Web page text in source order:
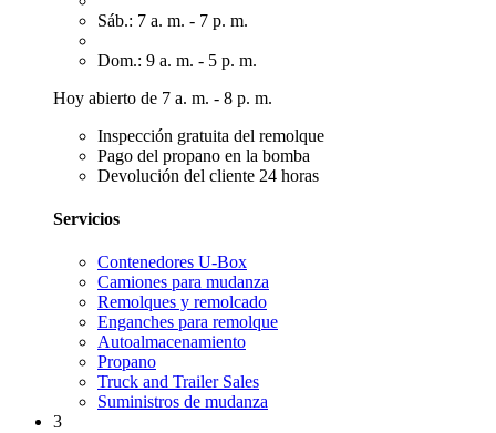
Sáb.: 7 a. m. - 7 p. m.
Dom.: 9 a. m. - 5 p. m.
Hoy abierto de 7 a. m. - 8 p. m.
Inspección gratuita del remolque
Pago del propano en la bomba
Devolución del cliente 24 horas
Servicios
Contenedores U-Box
Camiones para mudanza
Remolques y remolcado
Enganches para remolque
Autoalmacenamiento
Propano
Truck and Trailer Sales
Suministros de mudanza
3